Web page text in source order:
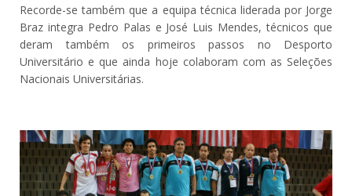
Recorde-se também que a equipa técnica liderada por Jorge
Braz integra Pedro Palas e José Luis Mendes, técnicos que
deram também os primeiros passos no Desporto
Universitário e que ainda hoje colaboram com as Seleções
Nacionais Universitárias.